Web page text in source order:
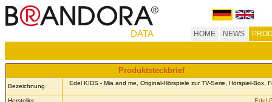
DATA HOME NEWS
Produktsteckbrief
Bezeichnung Edel KIDS - Mia and me, Original-Hörspiele zur TV-Serie, Hörspiel-Box,
Hersteller
Edel